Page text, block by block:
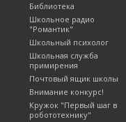
Библиотека
Школьное радио
"Романтик"
Школьный психолог
Школьная служба
примирения
Почтовый ящик школы
Внимание конкурс!
Кружок "Первый шаг в
робототехнику"